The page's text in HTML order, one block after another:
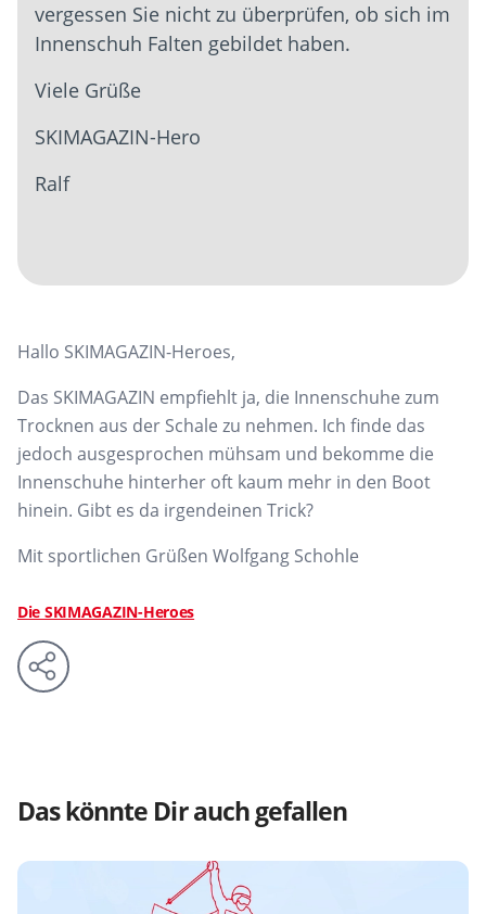
vergessen Sie nicht zu überprüfen, ob sich im
Innenschuh Falten gebildet haben.
Viele Grüße
SKIMAGAZIN-Hero
Ralf
Hallo SKIMAGAZIN-Heroes,
Das SKIMAGAZIN empfiehlt ja, die Innenschuhe zum
Trocknen aus der Schale zu nehmen. Ich finde das
jedoch ausgesprochen mühsam und bekomme die
Innenschuhe hinterher oft kaum mehr in den Boot
hinein. Gibt es da irgendeinen Trick?
Mit sportlichen Grüßen Wolfgang Schohle
Die SKIMAGAZIN-Heroes
Das könnte Dir auch gefallen